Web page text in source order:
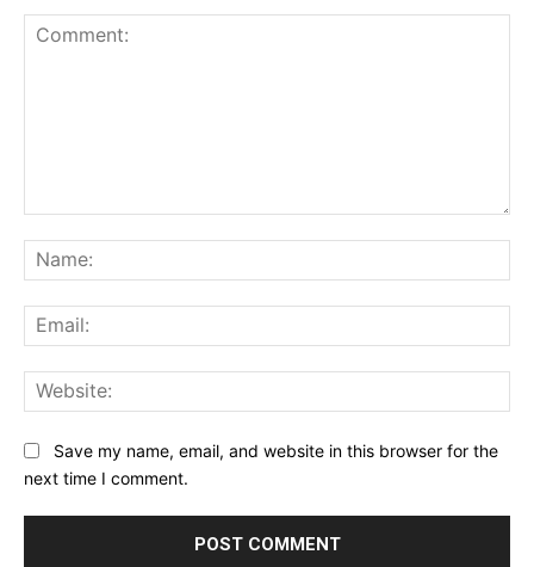
Save my name, email, and website in this browser for the
next time I comment.